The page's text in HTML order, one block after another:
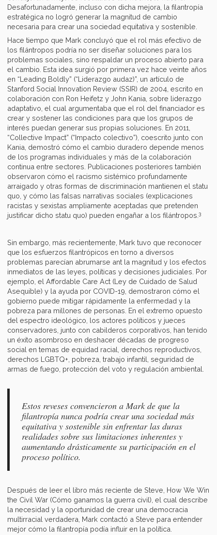
Desafortunadamente, incluso con dicha mejora, la filantropía
estratégica no logró generar la magnitud de cambio
necesaria para crear una sociedad equitativa y sostenible.
Hace tiempo que Mark concluyó que el rol más efectivo de
los filántropos podría no ser diseñar soluciones para los
problemas sociales, sino respaldar un proceso abierto para
el cambio. Esta idea surgió por primera vez hace veinte años
en “Leading Boldly” (“Liderazgo audaz)”, un artículo de
Stanford Social Innovation Review (SSIR) de 2004, escrito en
colaboración con Ron Heifetz y John Kania, sobre liderazgo
adaptativo, el cual argumentaba que el rol del financiador es
crear y sostener las condiciones para que los grupos de
interés puedan generar sus propias soluciones. En 2011,
“Collective Impact” (“Impacto colectivo”), coescrito junto con
Kania, demostró cómo el cambio duradero depende menos
de los programas individuales y más de la colaboración
continua entre sectores. Publicaciones posteriores también
observaron cómo el racismo sistémico profundamente
arraigado y otras formas de discriminación mantienen el statu
quo, y cómo las falsas narrativas sociales (explicaciones
racistas y sexistas ampliamente aceptadas que pretenden
justificar dicho statu quo) pueden engañar a los filántropos. 3
Sin embargo, más recientemente, Mark tuvo que reconocer
que los esfuerzos filantrópicos en torno a diversos
problemas parecían abrumarse ant la magnitud y los efectos
inmediatos de las leyes, políticas y decisiones judiciales. Por
ejemplo, el Affordable Care Act (Ley de Cuidado de Salud
Asequible) y la ayuda por COVID-19, demostraron cómo el
gobierno puede mitigar rápidamente la enfermedad y la
pobreza para millones de personas. En el extremo opuesto
del espectro ideológico, los actores políticos y jueces
conservadores, junto con cabilderos corporativos, han tenido
un éxito asombroso en deshacer décadas de progreso
social en temas de equidad racial, derechos reproductivos,
derechos LGBTQ+, pobreza, trabajo infantil, seguridad de
armas de fuego, protección del voto y regulación ambiental.
Estos reveses convencieron a Mark de que la
filantropía nunca podría crear una sociedad más
equitativa y sostenible sin enfrentar las duras
realidades sobre sus limitaciones inherentes y
aumentando drásticamente su participación en el
proceso político.
Después de leer el libro más reciente de Steve, How We Win
the Civil War (Cómo ganamos la guerra civil), el cual describe
la necesidad y la oportunidad de crear una democracia
multirracial verdadera, Mark contactó a Steve para entender
mejor cómo la filantropía podía influir en la política.